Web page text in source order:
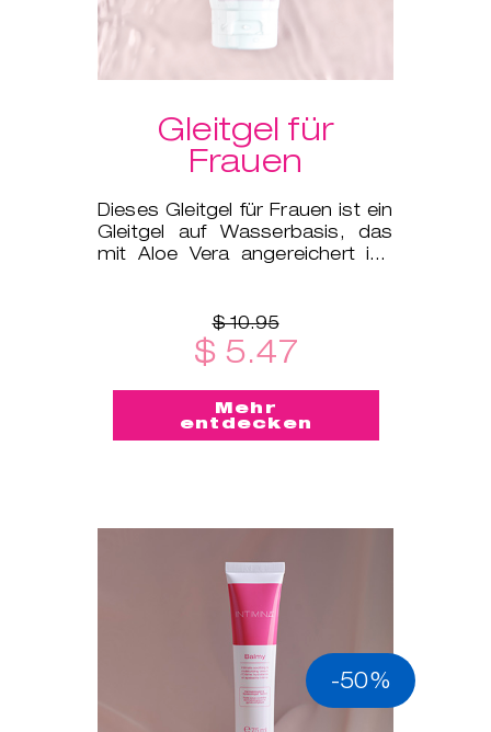
Gleitgel für
Frauen
Dieses Gleitgel für Frauen ist ein
Gleitgel auf Wasserbasis, das
mit Aloe Vera angereichert ist,
$ 10.95
$ 5.47
Mehr
entdecken
-50%